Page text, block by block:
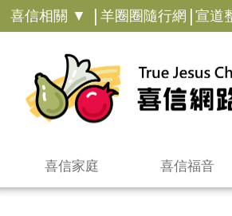
喜信相關 ▼ | 羊圈圈隨行網 | 宣道
喜信家庭 喜信福音